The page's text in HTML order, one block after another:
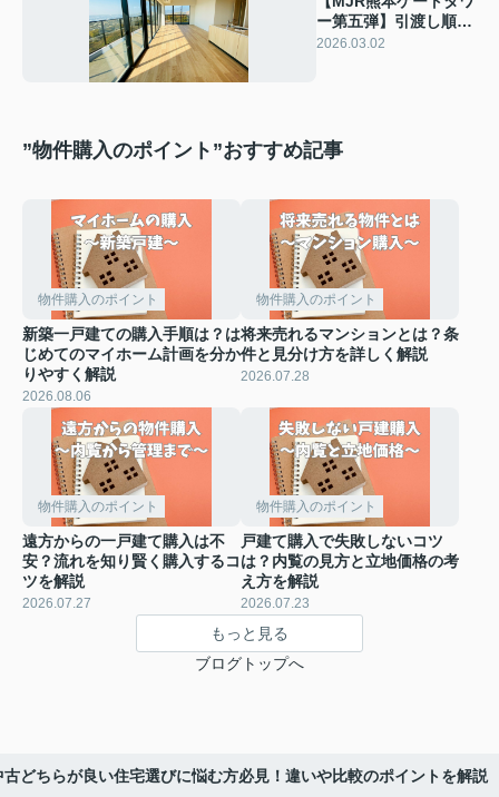
ー第五弾】引渡し順次
完了。賃貸・売却の本
2026.03.02
”物件購入のポイント”おすすめ記事
物件購入のポイント
新築一戸建ての購入手順は？は
じめてのマイホーム計画を分か
りやすく解説
2026.08.06
物件購入のポイント
将来売れるマンションとは？条
件と見分け方を詳しく解説
2026.07.28
物件購入のポイント
遠方からの一戸建て購入は不
安？流れを知り賢く購入するコ
ツを解説
2026.07.27
物件購入のポイント
戸建て購入で失敗しないコツ
は？内覧の見方と立地価格の考
え方を解説
2026.07.23
もっと見る
ブログトップへ
古どちらが良い住宅選びに悩む方必見！違いや比較のポイントを解説